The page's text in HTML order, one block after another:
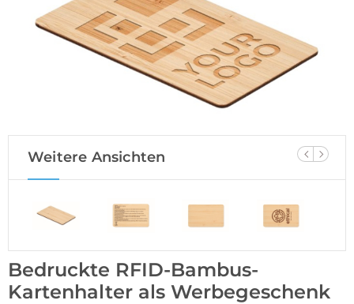
Weitere Ansichten
Bedruckte RFID-Bambus-
Kartenhalter als Werbegeschenk